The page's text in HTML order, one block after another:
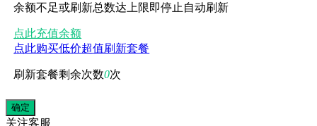
余额不足或刷新总数达上限即停止自动刷新
点此充值余额
点此购买低价超值刷新套餐
刷新套餐剩余次数0次
关注客服